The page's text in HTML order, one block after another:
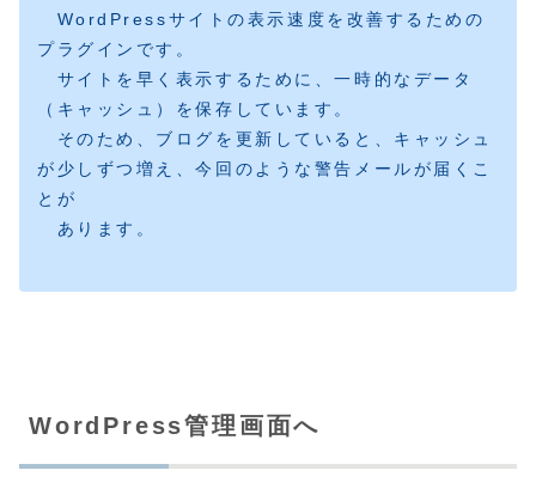
WordPressサイトの表示速度を改善するための
プラグインです。
サイトを早く表示するために、一時的なデータ
（キャッシュ）を保存しています。
そのため、ブログを更新していると、キャッシュ
が少しずつ増え、今回のような警告メールが届くこ
とが
あります。
WordPress管理画面へ